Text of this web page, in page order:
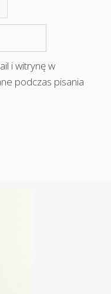
i witrynę w
podczas pisania